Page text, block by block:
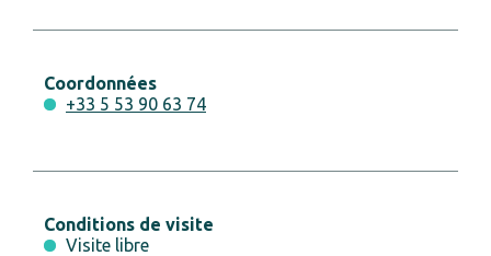
Coordonnées
+33 5 53 90 63 74
Conditions de visite
Visite libre